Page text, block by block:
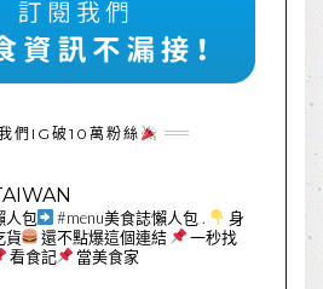
們IG破10萬粉絲
人包 #menu美食誌懶人包 .
身
貨
還不點爆這個連結
一秒找
看食記 當美食家